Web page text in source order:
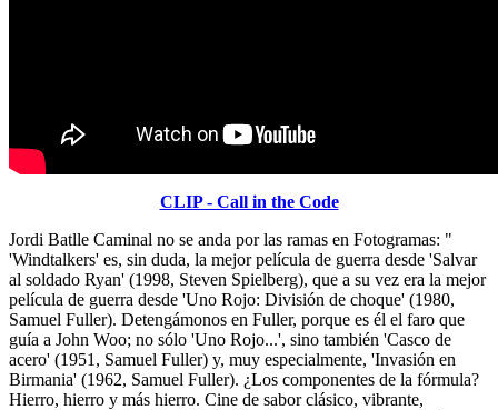
CLIP - Call in the Code
Jordi Batlle Caminal no se anda por las ramas en Fotogramas: "
'Windtalkers' es, sin duda, la mejor película de guerra desde 'Salvar
al soldado Ryan' (1998, Steven Spielberg), que a su vez era la mejor
película de guerra desde 'Uno Rojo: División de choque' (1980,
Samuel Fuller). Detengámonos en Fuller, porque es él el faro que
guía a John Woo; no sólo 'Uno Rojo...', sino también 'Casco de
acero' (1951, Samuel Fuller) y, muy especialmente, 'Invasión en
Birmania' (1962, Samuel Fuller). ¿Los componentes de la fórmula?
Hierro, hierro y más hierro. Cine de sabor clásico, vibrante,